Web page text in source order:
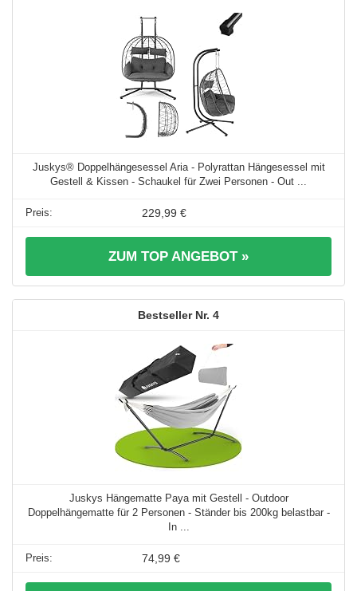
Juskys® Doppelhängesessel Aria - Polyrattan Hängesessel mit
Gestell & Kissen - Schaukel für Zwei Personen - Out ...
229,99 €
ZUM TOP ANGEBOT »
4
Juskys Hängematte Paya mit Gestell - Outdoor
Doppelhängematte für 2 Personen - Ständer bis 200kg belastbar -
In ...
74,99 €